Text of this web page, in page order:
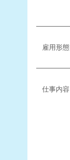
雇用形態
仕事内容